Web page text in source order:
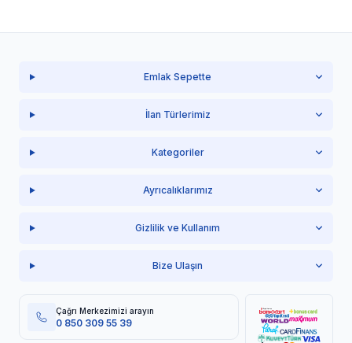
Emlak Sepette
İlan Türlerimiz
Kategoriler
Ayrıcalıklarımız
Gizlilik ve Kullanım
Bize Ulaşın
Çağrı Merkezimizi arayın
0 850 309 55 39